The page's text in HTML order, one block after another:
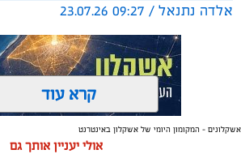
אלדה נתנאל / 09:27 23.07.26
תגים:בעלי חיים
קרא עוד
אשקלונים - המקומון היומי של אשקלון באינטרנט
אולי יעניין אותך גם